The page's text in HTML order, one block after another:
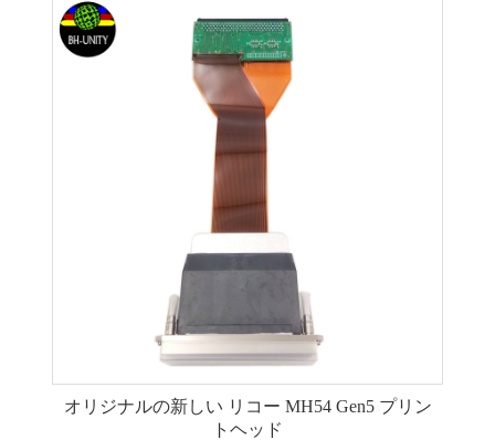
オリジナルの新しい リコー MH54 Gen5 プリン
トヘッド